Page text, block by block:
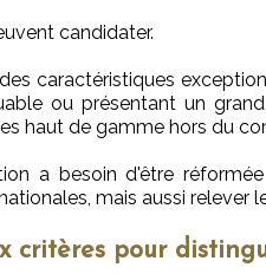
candidater.
caractéristiques
ou présentant un
haut de gamme hors du
a besoin d'être
mais aussi relever
critères pour